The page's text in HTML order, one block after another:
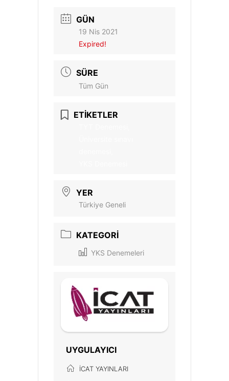
GÜN
19 Nis 2021
Expired!
SÜRE
Tüm Gün
ETİKETLER
YER
Türkiye Geneli
KATEGORI
YKS Denemeleri
UYGULAYICI
İCAT YAYINLARI